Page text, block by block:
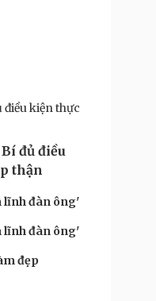
đủ điều
thận
lĩnh đàn ông'
lĩnh đàn ông'
đẹp